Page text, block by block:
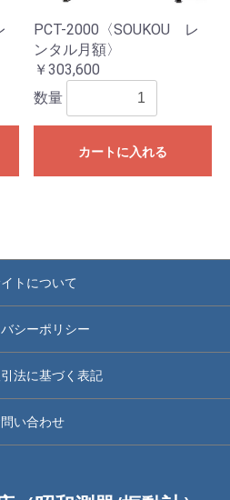
PCT-2000〈SOUKOU レ
ンタル月額〉
￥303,600
数量
カートに入れる
トについて
シーポリシー
法に基づく表記
い合わせ